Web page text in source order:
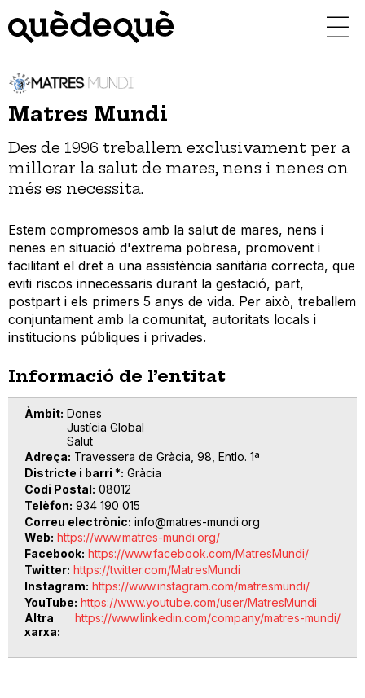
contingut
Matres Mundi
Des de 1996 treballem exclusivament per a
millorar la salut de mares, nens i nenes on
més es necessita.
Estem compromesos amb la salut de mares, nens i
nenes en situació d'extrema pobresa, promovent i
facilitant el dret a una assistència sanitària correcta, que
eviti riscos innecessaris durant la gestació, part,
postpart i els primers 5 anys de vida. Per això, treballem
conjuntament amb la comunitat, autoritats locals i
institucions públiques i privades.
Informació de l’entitat
Àmbit Dones
Justícia Global
Salut
Adreça Travessera de Gràcia, 98, Entlo. 1ª
Districte i barri * Gràcia
Codi Postal 08012
Telèfon 934 190 015
Correu electrònic info@matres-mundi.org
Web
https://www.matres-mundi.org/
Facebook https://www.facebook.com/MatresMundi/
Twitter https://twitter.com/MatresMundi
Instagram https://www.instagram.com/matresmundi/
YouTube https://www.youtube.com/user/MatresMundi
Altra
xarxa
https://www.linkedin.com/company/matres-mundi/